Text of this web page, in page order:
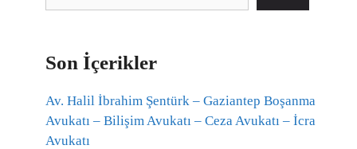
Son İçerikler
Av. Halil İbrahim Şentürk – Gaziantep Boşanma
Avukatı – Bilişim Avukatı – Ceza Avukatı – İcra
Avukatı